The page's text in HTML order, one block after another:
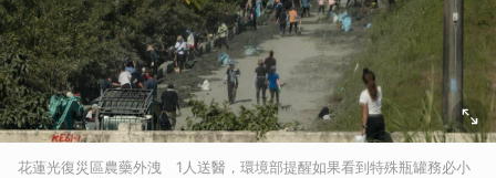
花蓮光復災區農藥外洩 1人送醫，環境部提醒如果看到特殊瓶罐務必小